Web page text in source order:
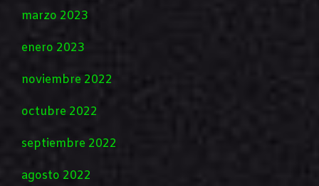
marzo 2023
enero 2023
noviembre 2022
octubre 2022
septiembre 2022
agosto 2022